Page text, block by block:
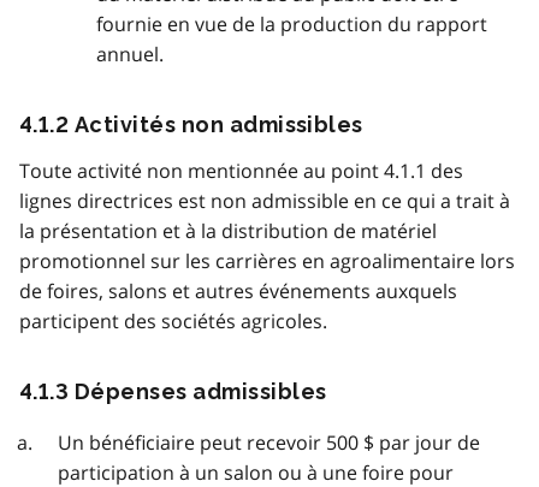
fournie en vue de la production du rapport
annuel.
4.1.2 Activités non admissibles
Toute activité non mentionnée au point 4.1.1 des
lignes directrices est non admissible en ce qui a trait à
la présentation et à la distribution de matériel
promotionnel sur les carrières en agroalimentaire lors
de foires, salons et autres événements auxquels
participent des sociétés agricoles.
4.1.3 Dépenses admissibles
Un bénéficiaire peut recevoir 500 $ par jour de
participation à un salon ou à une foire pour